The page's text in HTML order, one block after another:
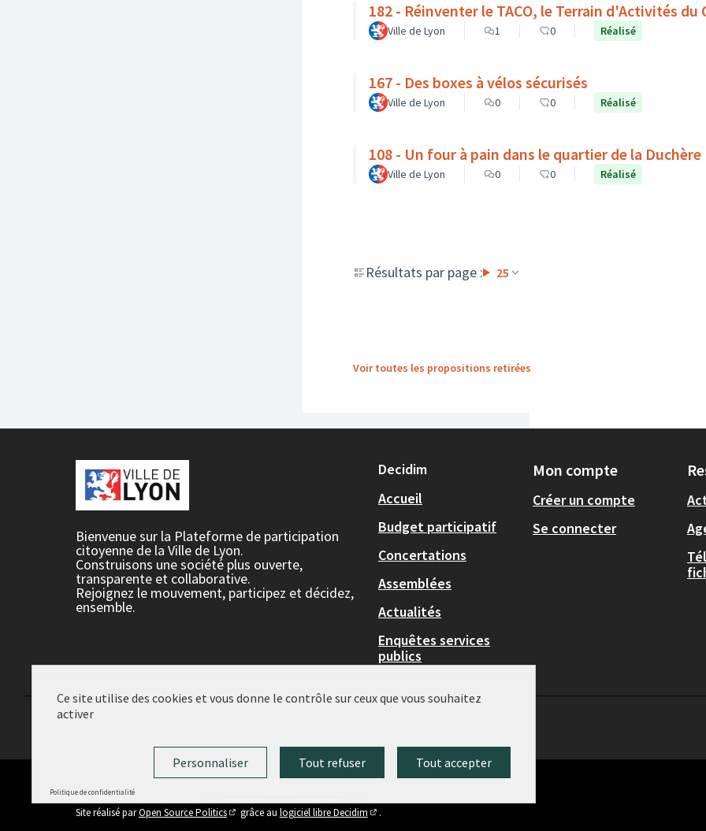
182 - Réinventer le TACO, le Terrain d'Activités du
Ville de Lyon 1 0 Réalisé
167 - Des boxes à vélos sécurisés
Ville de Lyon 0 0 Réalisé
108 - Un four à pain dans le quartier de la Duchère
Ville de Lyon 0 0 Réalisé
Résultats par page : 25
Voir toutes les propositions retirées
Bienvenue sur la Plateforme de participation
citoyenne de la Ville de Lyon.
Construisons une société plus ouverte,
transparente et collaborative.
Rejoignez le mouvement, participez et décidez,
ensemble.
Decidim
Accueil
Budget participatif
Concertations
Assemblées
Actualités
Enquêtes services
publics
Mon compte
Créer un compte
Se connecter
(Lien externe)
Site réalisé parOpen Source Politics
(Lien externe)
grâce au logiciel libre Decidim .
Ce site utilise des cookies et vous donne le contrôle sur ceux que vous souhaitez
activer
Tout accepter
Tout refuser
Personnaliser
Politique de confidentialité